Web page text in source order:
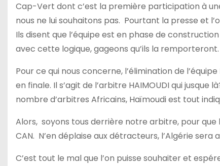
Cap-Vert dont c’est la première participation à
nous ne lui souhaitons pas. Pourtant la presse et
Ils disent que l’équipe est en phase de
avec cette logique, gageons qu’ils la remporteront.
Pour ce qui nous concerne, l’élimination de
en finale. Il s’agit de l’arbitre HAIMOUDI qui
nombre d’arbitres Africains, Haïmoudi est tout
Alors, soyons tous derrière notre arbitre, pour
CAN. N’en déplaise aux détracteurs, l’Algérie sera
C’est tout le mal que l’on puisse souhaiter et